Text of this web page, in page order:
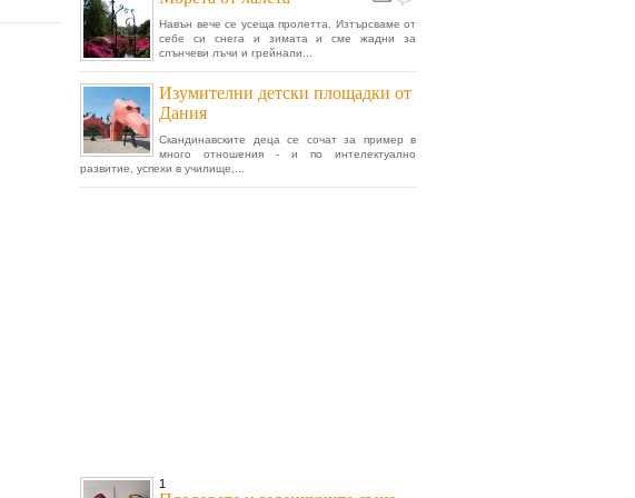
Навън вече се усеща пролетта. Изтърсваме от
себе си снега и зимата и сме жадни за
слънчеви лъчи и грейнали...
Изумителни детски площадки от
Дания
Скандинавските деца се сочат за пример в
много отношения - и по интелектуално
развитие, успехи в училище,...
1